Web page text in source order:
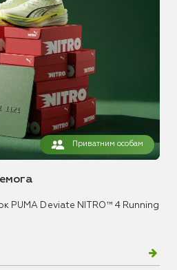
Приватним особам
PUMA Deviate NITRO™ 4 Running